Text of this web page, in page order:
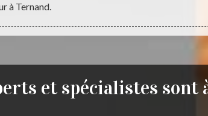
à Ternand.
et spécialistes sont